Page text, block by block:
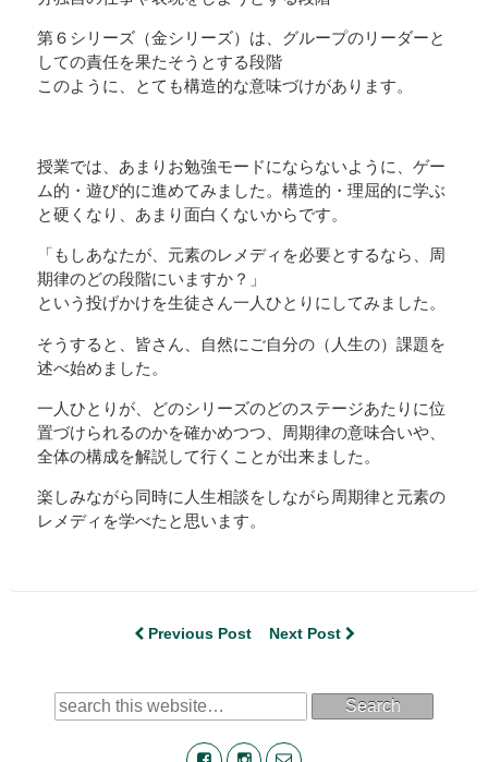
第６シリーズ（金シリーズ）は、グループのリーダーと
しての責任を果たそうとする段階
このように、とても構造的な意味づけがあります。
授業では、あまりお勉強モードにならないように、ゲー
ム的・遊び的に進めてみました。構造的・理屈的に学ぶ
と硬くなり、あまり面白くないからです。
「もしあなたが、元素のレメディを必要とするなら、周
期律のどの段階にいますか？」
という投げかけを生徒さん一人ひとりにしてみました。
そうすると、皆さん、自然にご自分の（人生の）課題を
述べ始めました。
一人ひとりが、どのシリーズのどのステージあたりに位
置づけられるのかを確かめつつ、周期律の意味合いや、
全体の構成を解説して行くことが出来ました。
楽しみながら同時に人生相談をしながら周期律と元素の
レメディを学べたと思います。
Previous Post Next Post
Search